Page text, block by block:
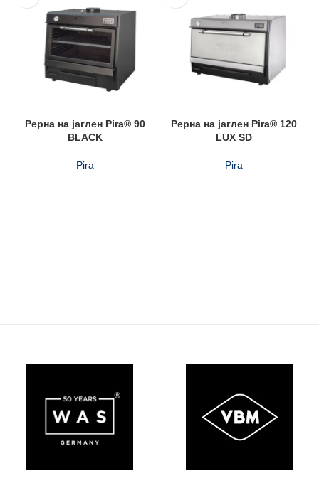
Рерна на јаглен Pira® 90
BLACK
Pira
Рерна на јаглен Pira® 120
LUX SD
Pira